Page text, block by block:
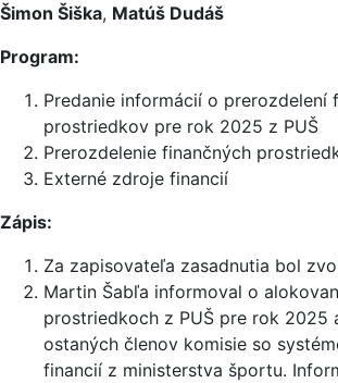
Šimon Šiška, Matúš Dudáš
Program:
Predanie informácií o prerozdelení
prostriedkov pre rok 2025 z PUŠ
Prerozdelenie finančných
Externé zdroje financií
Zápis:
Za zapisovateľa zasadnutia bol
Martin Šabľa informoval o
prostriedkoch z PUŠ pre rok 2025
ostaných členov komisie so
financií z ministerstva športu.